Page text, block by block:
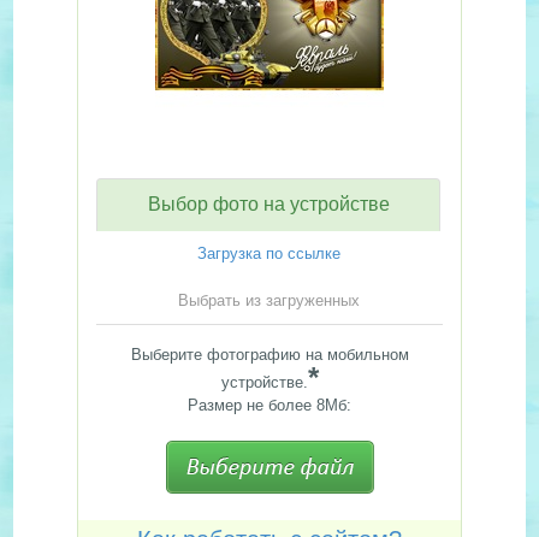
Выбор фото на устройстве
Загрузка по ссылке
Выбрать из загруженных
Выберите фотографию на мобильном
устройстве.*
Размер не более 8Мб: